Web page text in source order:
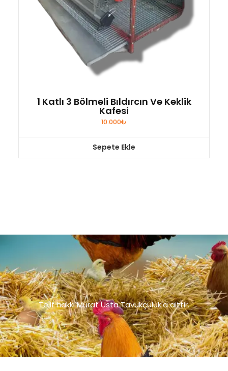
1 Katlı 3 Bölmeli Bıldırcın Ve Keklik
Kafesi
10.000₺
Sepete Ekle
Telif hakkı Murat Usta Tavukçuluk'a aittir.